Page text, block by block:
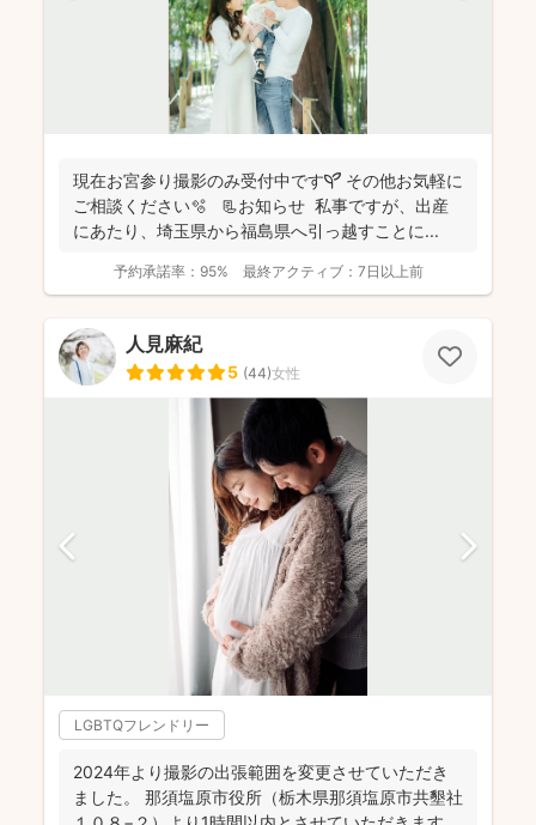
現在お宮参り撮影のみ受付中です🌱 その他お気軽に
ご相談ください🫧 📃お知らせ 私事ですが、出産
にあたり、埼玉県から福島県へ引っ越すことに...
予約承諾率： 95% 最終アクティブ： 7日以上前
人見麻紀
5 (44)女性
LGBTQフレンドリー
2024年より撮影の出張範囲を変更させていただき
ました。 那須塩原市役所（栃木県那須塩原市共墾社